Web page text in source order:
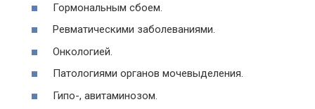
Гормональным сбоем.
Ревматическими заболеваниями.
Онкологией.
Патологиями органов мочевыделения.
Гипо-, авитаминозом.